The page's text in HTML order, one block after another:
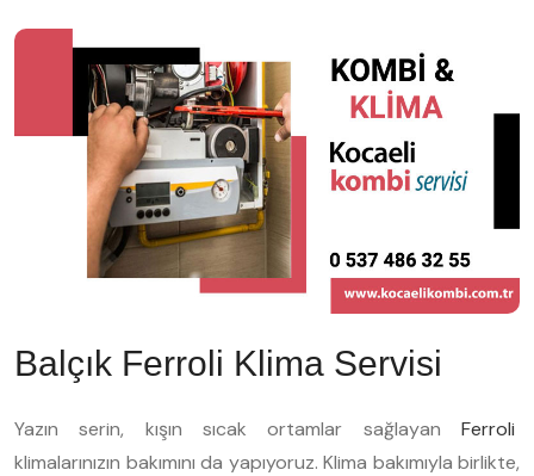
Balçık Ferroli Klima Servisi
Yazın serin, kışın sıcak ortamlar sağlayan Ferroli
klimalarınızın bakımını da yapıyoruz. Klima bakımıyla birlikte,